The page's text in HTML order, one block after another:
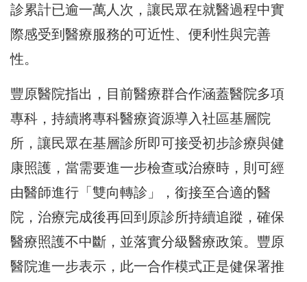
診累計已逾一萬人次，讓民眾在就醫過程中實
際感受到醫療服務的可近性、便利性與完善
性。
豐原醫院指出，目前醫療群合作涵蓋醫院多項
專科，持續將專科醫療資源導入社區基層院
所，讓民眾在基層診所即可接受初步診療與健
康照護，當需要進一步檢查或治療時，則可經
由醫師進行「雙向轉診」，銜接至合適的醫
院，治療完成後再回到原診所持續追蹤，確保
醫療照護不中斷，並落實分級醫療政策。豐原
醫院進一步表示，此一合作模式正是健保署推